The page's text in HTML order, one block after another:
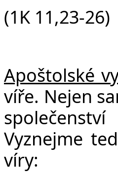
(1K 11,23-26)
Apoštolské
víře. Nejen
Vyznejme
víry: